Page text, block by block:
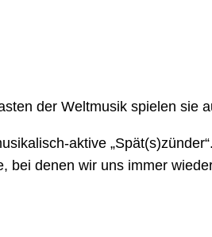
der Weltmusik spielen sie
aktive „Spät(s)zünder“.
denen wir uns immer